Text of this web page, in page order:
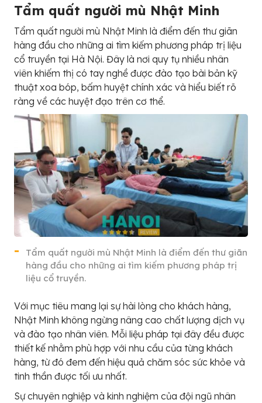
Tẩm quất người mù Nhật Minh
Tẩm quất người mù Nhật Minh là điểm đến thư giãn
hàng đầu cho những ai tìm kiếm phương pháp trị liệu
cổ truyền tại Hà Nội. Đây là nơi quy tụ nhiều nhân
viên khiếm thị có tay nghề được đào tạo bài bản kỹ
thuật xoa bóp, bấm huyệt chính xác và hiểu biết rõ
ràng về các huyệt đạo trên cơ thể.
Tẩm quất người mù Nhật Minh là điểm đến thư giãn
hàng đầu cho những ai tìm kiếm phương pháp trị
liệu cổ truyền.
Với mục tiêu mang lại sự hài lòng cho khách hàng,
Nhật Minh không ngừng nâng cao chất lượng dịch vụ
và đào tạo nhân viên. Mỗi liệu pháp tại đây đều được
thiết kế nhằm phù hợp với nhu cầu của từng khách
hàng, từ đó đem đến hiệu quả chăm sóc sức khỏe và
tinh thần được tối ưu nhất.
Sự chuyên nghiệp và kinh nghiệm của đội ngũ nhân